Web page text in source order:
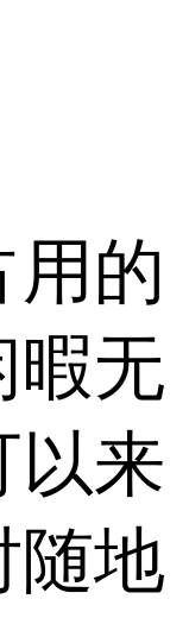
用的
暇无
以来
随地